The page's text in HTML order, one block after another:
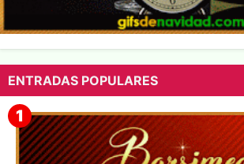
ENTRADAS POPULARES